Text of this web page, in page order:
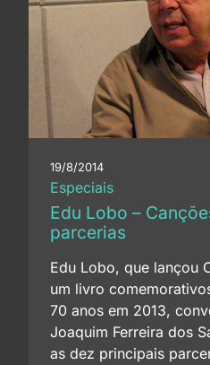
19/8/2014
Especiais
Edu Lobo –
parcerias
Edu Lobo, que lançou
um livro
70 anos em 2013,
Joaquim Ferreira dos
as dez principais